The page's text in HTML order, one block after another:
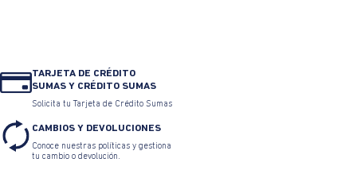
TARJETA DE CRÉDITO
SUMAS Y CRÉDITO SUMAS
Solicita tu Tarjeta de Crédito Sumas
CAMBIOS Y DEVOLUCIONES
Conoce nuestras políticas y gestiona
tu cambio o devolución.